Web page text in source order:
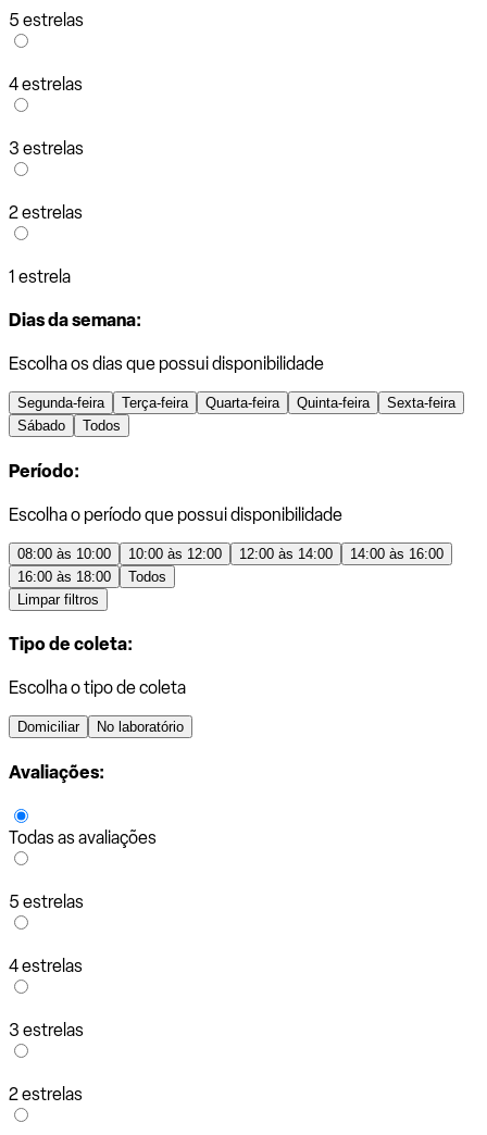
5 estrelas
4 estrelas
3 estrelas
2 estrelas
1 estrela
Dias da semana:
Escolha os dias que possui disponibilidade
Segunda-feira Terça-feira Quarta-feira Quinta-feira
Sexta-feira
Sábado
Todos
Período:
Escolha o período que possui disponibilidade
08:00 às 10:00 10:00 às 12:00 12:00 às 14:00
14:00 às 16:00
16:00 às 18:00
Todos
Limpar filtros
Tipo de coleta:
Escolha o tipo de coleta
Domiciliar No laboratório
Avaliações:
Todas as avaliações
5 estrelas
4 estrelas
3 estrelas
2 estrelas